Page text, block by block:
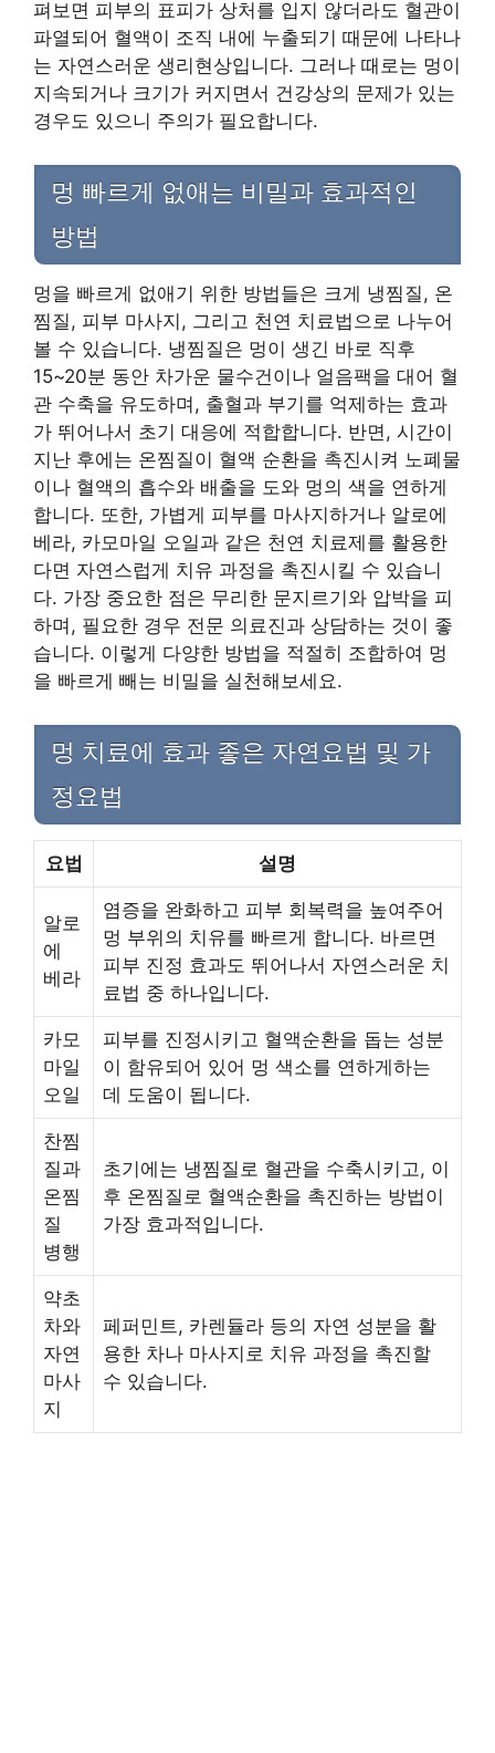
펴보면 피부의 표피가 상처를 입지 않더라도 혈관이
파열되어 혈액이 조직 내에 누출되기 때문에 나타나
는 자연스러운 생리현상입니다. 그러나 때로는 멍이
지속되거나 크기가 커지면서 건강상의 문제가 있는
경우도 있으니 주의가 필요합니다.
멍 빠르게 없애는 비밀과 효과적인
방법
멍을 빠르게 없애기 위한 방법들은 크게 냉찜질, 온
찜질, 피부 마사지, 그리고 천연 치료법으로 나누어
볼 수 있습니다. 냉찜질은 멍이 생긴 바로 직후
15~20분 동안 차가운 물수건이나 얼음팩을 대어 혈
관 수축을 유도하며, 출혈과 부기를 억제하는 효과
가 뛰어나서 초기 대응에 적합합니다. 반면, 시간이
지난 후에는 온찜질이 혈액 순환을 촉진시켜 노폐물
이나 혈액의 흡수와 배출을 도와 멍의 색을 연하게
합니다. 또한, 가볍게 피부를 마사지하거나 알로에
베라, 카모마일 오일과 같은 천연 치료제를 활용한
다면 자연스럽게 치유 과정을 촉진시킬 수 있습니
다. 가장 중요한 점은 무리한 문지르기와 압박을 피
하며, 필요한 경우 전문 의료진과 상담하는 것이 좋
습니다. 이렇게 다양한 방법을 적절히 조합하여 멍
을 빠르게 빼는 비밀을 실천해보세요.
멍 치료에 효과 좋은 자연요법 및 가
정요법
요법 설명
알로
에
베라
염증을 완화하고 피부 회복력을 높여주어
멍 부위의 치유를 빠르게 합니다. 바르면
피부 진정 효과도 뛰어나서 자연스러운 치
료법 중 하나입니다.
카모
마일
오일
피부를 진정시키고 혈액순환을 돕는 성분
이 함유되어 있어 멍 색소를 연하게하는
데 도움이 됩니다.
찬찜
질과
온찜
질
병행
초기에는 냉찜질로 혈관을 수축시키고, 이
후 온찜질로 혈액순환을 촉진하는 방법이
가장 효과적입니다.
약초
차와
자연
마사
지
페퍼민트, 카렌듈라 등의 자연 성분을 활
용한 차나 마사지로 치유 과정을 촉진할
수 있습니다.